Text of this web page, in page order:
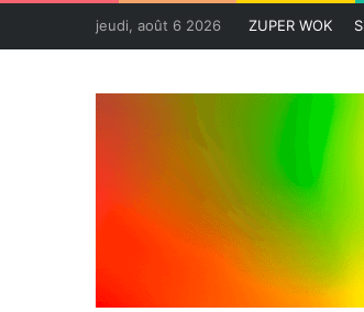
jeudi, août 6 2026 ZUPER WOK